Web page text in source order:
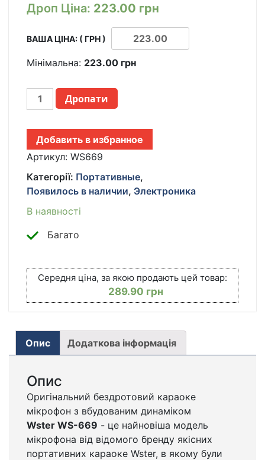
Дроп Ціна: 223.00 грн
ВАША ЦІНА: ( ГРН )
Мінімальна: 223.00 грн
КАРАОКЕ
МИКРОФОН
WS-
669
БЕСПРОВОДНОЙ
СО
ВСТРОЕННЫМ
ДИНАМИКОМ
(USB,
MICROSD,
AUX,
КІЛЬКІСТЬ
Дропати
Добавить в избранное
Артикул: WS669
Категорії: Портативные,
Появилось в наличии, Электроника
В наявності
Багато
Середня ціна, за якою продають цей товар:
289.90 грн
Опис Додаткова інформація
Опис
Оригінальний бездротовий караоке
мікрофон з вбудованим динаміком
Wster WS-669 - це найновіша модель
мікрофона від відомого бренду якісних
портативних караоке Wster, в якому були